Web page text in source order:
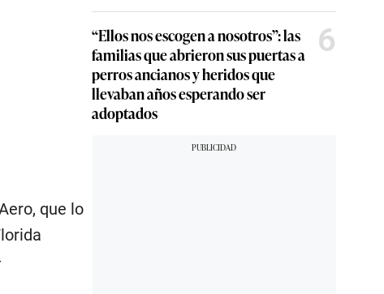
que lo
“Ellos nos escogen a nosotros”: las
familias que abrieron sus puertas a
perros ancianos y heridos que
llevaban años esperando ser
adoptados
6